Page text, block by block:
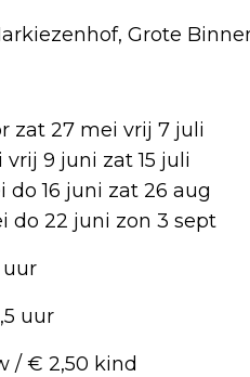
Grote
zat 27 mei vrij 7 juli
vrij 9 juni zat 15 juli
do 16 juni zat 26 aug
do 22 juni zon 3 sept
uur
uur
/ € 2,50 kind